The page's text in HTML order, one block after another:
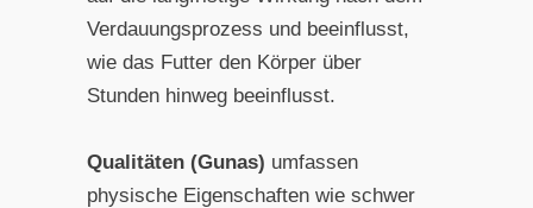
Verdauungsprozess und beeinflusst,
wie das Futter den Körper über
Stunden hinweg beeinflusst.
Qualitäten (Gunas) umfassen
physische Eigenschaften wie schwer